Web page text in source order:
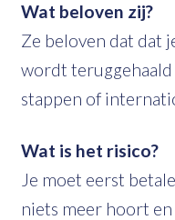
Wat beloven zij?
Ze beloven dat dat
wordt
stappen of
Wat is het risico?
Je moet eerst
niets meer hoort